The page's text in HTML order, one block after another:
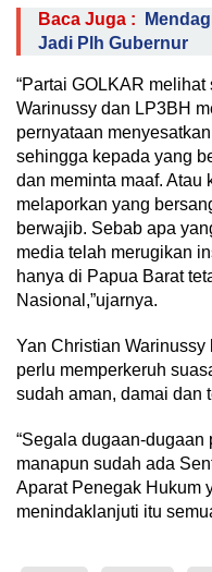
Baca Juga :
Jadi Plh Gubernur
“Partai GOLKAR
Warinussy dan LP3BH
pernyataan
sehingga kepada yang
dan meminta maaf. Atau
melaporkan yang
berwajib. Sebab apa
media telah merugikan
hanya di Papua Barat
Nasional,”ujarnya.
Yan Christian
perlu memperkeruh
sudah aman, damai dan
“Segala dugaan-
manapun sudah ada
Aparat Penegak Hukum
menindaklanjuti itu